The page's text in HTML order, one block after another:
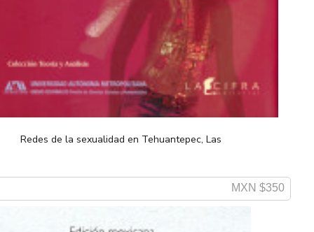
Redes de la sexualidad en Tehuantepec, Las
MXN $350